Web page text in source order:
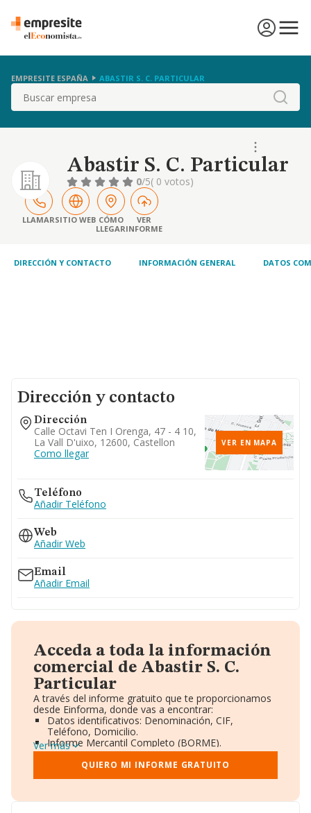
EMPRESITE ESPAÑA ABASTIR S. C. PARTICULAR
Buscar
Abastir S. C. Particular
0/5( 0 votos)
LLAMARSITIO WEB CÓMO
LLEGAR
VER
INFORME
DIRECCIÓN Y CONTACTO INFORMACIÓN GENERAL DATOS
Dirección y contacto
Dirección
Calle Octavi Ten I Orenga, 47 - 4 10,
La Vall D'uixo, 12600, Castellon
Como llegar
VER EN MAPA
Teléfono
Añadir Teléfono
Web
Añadir Web
Email
Añadir Email
Acceda a toda la información
comercial de Abastir S. C.
Particular
A través del informe gratuito que te proporcionamos
desde Einforma, donde vas a encontrar:
Datos identificativos: Denominación, CIF,
Teléfono, Domicilio.
Informe Mercantil Completo (BORME).
Gráficos de Evolución Ventas y Empleados.
Consejo de Administración y Administradores.
Directivos y Ejecutivos.
Ver más
QUIERO MI INFORME GRATUITO